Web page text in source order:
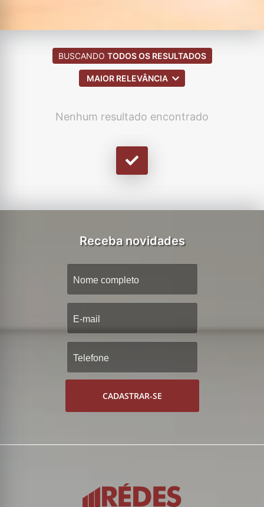
BUSCANDO TODOS OS RESULTADOS
MAIOR RELEVÂNCIA
Nenhum resultado encontrado
Receba novidades
CADASTRAR-SE